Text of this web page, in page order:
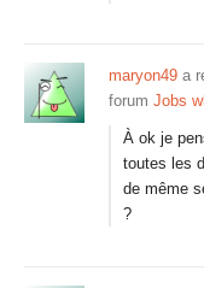
maryon49 a
forum Jobs
À ok je
toutes les
de même
?